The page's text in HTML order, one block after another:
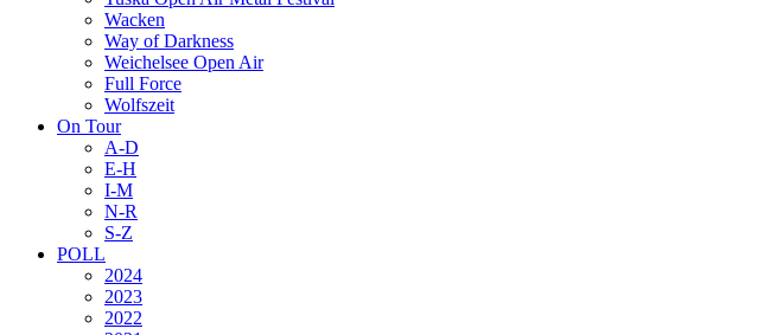
Wacken
Way of Darkness
Weichelsee Open Air
Full Force
Wolfszeit
On Tour
A-D
E-H
I-M
N-R
S-Z
POLL
2024
2023
2022